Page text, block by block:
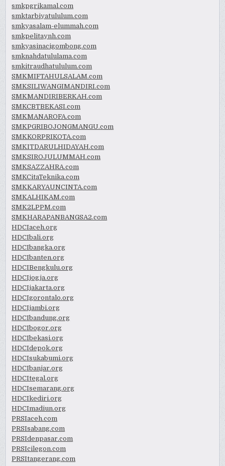
smkpgrikamal.com
smktarbiyatululum.com
smkyasalam-elummah.com
smkpelitaynh.com
smkyasinacigombong.com
smknahdatululama.com
smkitraudhatululum.com
SMKMIFTAHULSALAM.com
SMKSILIWANGIMANDIRI.com
SMKMANDIRIBERKAH.com
SMKCBTBEKASI.com
SMKMANAROFA.com
SMKPGRIBOJONGMANGU.com
SMKKORPRIKOTA.com
SMKITDARULHIDAYAH.com
SMKSIROJULUMMAH.com
SMKSAZZAHRA.com
SMKCitaTeknika.com
SMKKARYAUNCINTA.com
SMKALHIKAM.com
SMK2LPPM.com
SMKHARAPANBANGSA2.com
HDCIaceh.org
HDCIbali.org
HDCIbangka.org
HDCIbanten.org
HDCIBengkulu.org
HDCIjogja.org
HDCIjakarta.org
HDCIgorontalo.org
HDCIjambi.org
HDCIbandung.org
HDCIbogor.org
HDCIbekasi.org
HDCIdepok.org
HDCIsukabumi.org
HDCIbanjar.org
HDCItegal.org
HDCIsemarang.org
HDCIkediri.org
HDCImadiun.org
PRSIaceh.com
PRSIsabang.com
PRSIdenpasar.com
PRSIcilegon.com
PRSItangerang.com